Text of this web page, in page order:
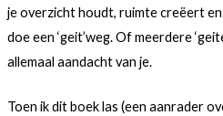
je overzicht houdt, ruimte creëert
doe een ‘geit’weg. Of meerdere
allemaal aandacht van je.
Toen ik dit boek las (een aanrader